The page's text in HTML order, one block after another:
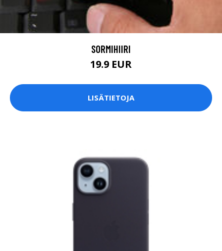
SORMIHIIRI
19.9 EUR
LISÄTIETOJA